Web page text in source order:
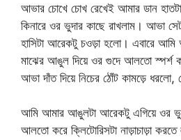
আভার চোখে চোখ রেখেই আমার ডান
কিনারে ওর ভুদার কাছে রাখলাম। আভা
হাসিটা আরেকটু চওড়া হলো। এবারে
মাঝের আঙুল দিয়ে ওর গুদে আলতো স্পর্শ
আভা দাঁত দিয়ে নিচের ঠোঁট কামড়ে ধরলো,
আমি আমার আঙুলটা আরেকটু এগিয়ে ওর
আলতো করে ক্লিটোরিসটা নাড়াচাড়া